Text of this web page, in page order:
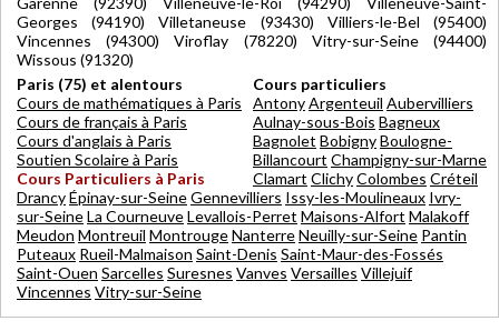
Georges (94190) Villetaneuse (93430) Villiers-le-Bel (95400)
Vincennes (94300) Viroflay (78220) Vitry-sur-Seine (94400)
Wissous (91320)
Paris (75) et alentours
Cours de mathématiques à Paris
Cours de français à Paris
Cours d'anglais à Paris
Soutien Scolaire à Paris
Cours Particuliers à Paris
Cours particuliers
AntonyArgenteuil Aubervilliers
Aulnay-sous-Bois Bagneux
Bagnolet BobignyBoulogne-
Billancourt Champigny-sur-Marne
Clamart ClichyColombes Créteil
DrancyÉpinay-sur-SeineGennevilliers Issy-les-Moulineaux Ivry-
sur-SeineLa CourneuveLevallois-Perret Maisons-Alfort Malakoff
Meudon Montreuil MontrougeNanterreNeuilly-sur-Seine Pantin
Puteaux Rueil-Malmaison Saint-Denis Saint-Maur-des-Fossés
Saint-Ouen Sarcelles Suresnes Vanves Versailles Villejuif
Vincennes Vitry-sur-Seine